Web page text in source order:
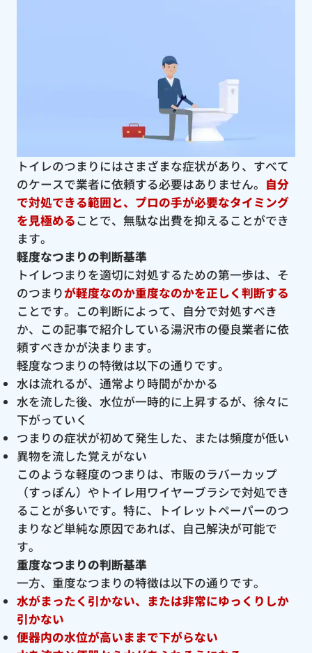
トイレのつまりにはさまざまな症状があり、すべて
のケースで業者に依頼する必要はありません。 自分
で対処できる範囲と、プロの手が必要なタイミング
を見極めることで、無駄な出費を抑えることができ
ます。
軽度なつまりの判断基準
トイレつまりを適切に対処するための第一歩は、そ
のつまりが軽度なのか重度なのかを正しく判断する
ことです。この判断によって、自分で対処すべき
か、この記事で紹介している湯沢市の優良業者に依
頼すべきかが決まります。
軽度なつまりの特徴は以下の通りです。
水は流れるが、通常より時間がかかる
水を流した後、水位が一時的に上昇するが、徐々に
下がっていく
つまりの症状が初めて発生した、または頻度が低い
異物を流した覚えがない
このような軽度のつまりは、市販のラバーカップ
（すっぽん）やトイレ用ワイヤーブラシで対処でき
ることが多いです。特に、トイレットペーパーのつ
まりなど単純な原因であれば、自己解決が可能で
す。
重度なつまりの判断基準
一方、重度なつまりの特徴は以下の通りです。
水がまったく引かない、または非常にゆっくりしか
引かない
便器内の水位が高いままで下がらない